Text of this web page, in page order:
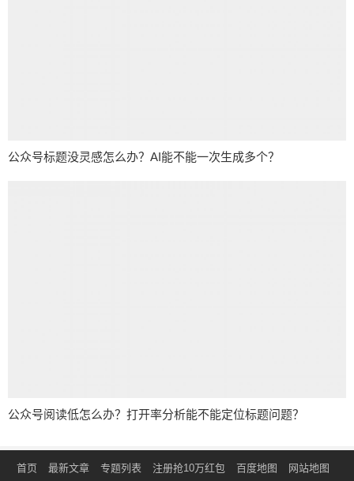
公众号标题没灵感怎么办？AI能不能一次生成多个？
公众号阅读低怎么办？打开率分析能不能定位标题问题？
首页 最新文章 专题列表 注册抢10万红包 百度地图 网站地图